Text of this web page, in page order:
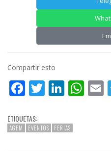
Compartir esto
Facebook
Twitter
ETIQUETAS:
AGEM EVENTOS FERIAS